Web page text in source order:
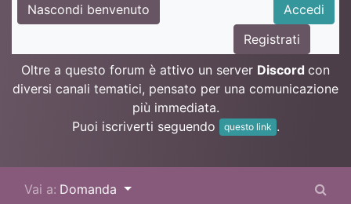
Nascondi benvenuto
Accedi
Registrati
Oltre a questo forum è attivo un server Discord con
diversi canali tematici, pensato per una comunicazione
più immediata.
Puoi iscriverti seguendo
questo link .
Vai a: Domanda